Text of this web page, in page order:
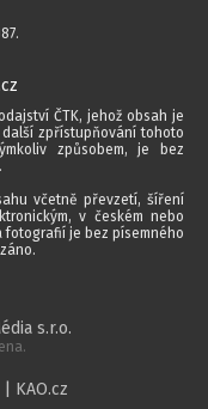
ČTK, jehož obsah je
zpřístupňování tohoto
způsobem, je bez
včetně převzetí, šíření
v českém nebo
je bez písemného
s.r.o.
KAO.cz